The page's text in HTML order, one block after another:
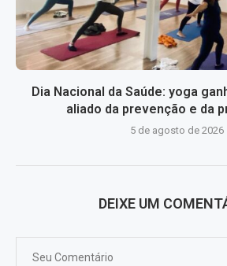
Dia Nacional da Saúde: yoga
aliado da prevenção e da
5 de agosto de 2026
DEIXE UM